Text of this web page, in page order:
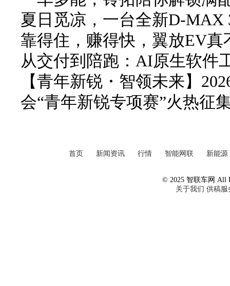
夏日觅凉，一台全新D-MAX
靠得住，赚得快，翼放EV真
从交付到陪跑：AI原生软件
【青年新锐・智领未来】
会“青年新锐专项赛”火热征
首页 新闻资讯 行情 智能网联 新能源
© 2025 智联车网 All
关于我们 供稿服